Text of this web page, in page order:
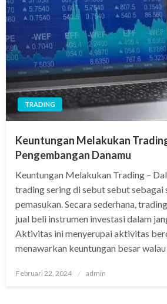
TRADING
Keuntungan Melakukan
Pengembangan Danamu
Keuntungan Melakukan Trading –
trading sering di sebut sebut sebagai
pemasukan. Secara sederhana,
jual beli instrumen investasi dalam
Aktivitas ini menyerupai aktivitas
menawarkan keuntungan besar walau
Posted
Februari 22, 2024 admin